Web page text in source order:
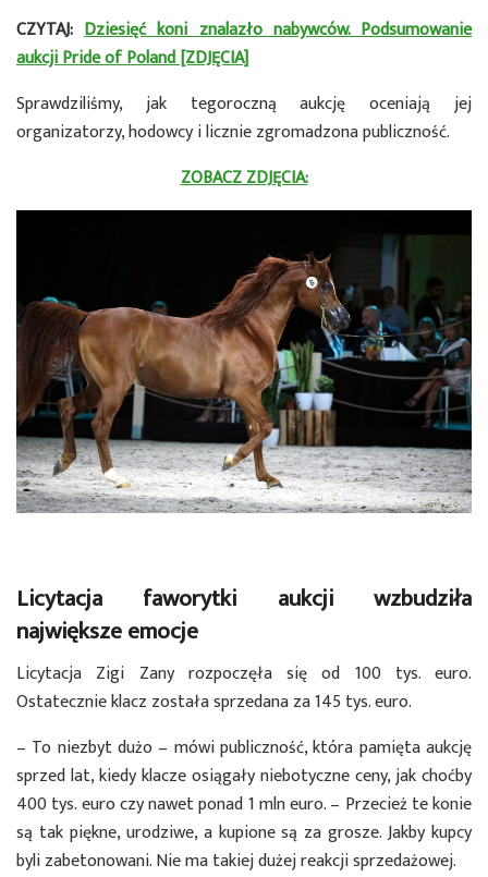
CZYTAJ:Dziesięć koni znalazło nabywców. Podsumowanie
aukcji Pride of Poland [ZDJĘCIA]
Sprawdziliśmy, jak tegoroczną aukcję oceniają jej
organizatorzy, hodowcy i licznie zgromadzona publiczność.
ZOBACZ ZDJĘCIA:
Licytacja faworytki aukcji wzbudziła
największe emocje
Licytacja Zigi Zany rozpoczęła się od 100 tys. euro.
Ostatecznie klacz została sprzedana za 145 tys. euro.
– To niezbyt dużo – mówi publiczność, która pamięta aukcję
sprzed lat, kiedy klacze osiągały niebotyczne ceny, jak choćby
400 tys. euro czy nawet ponad 1 mln euro. – Przecież te konie
są tak piękne, urodziwe, a kupione są za grosze. Jakby kupcy
byli zabetonowani. Nie ma takiej dużej reakcji sprzedażowej.